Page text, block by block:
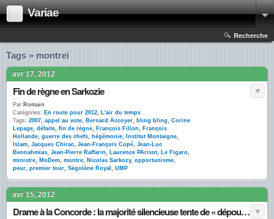
Variae
Recherche
Tags » montrei
avr 17, 2012
Fin de règne en Sarkozie
Par Romain
Catégories: En route pour 2012, L'air du temps
Tags: 2007, appel au vote, Bernard Accoyer, bling bling, Corine
Lepage, défaite, fin de règne, François Fillon, François
Hollande, guerre des chefs, hégémonie, Institut Montaigne,
Islam, Jacques Chirac, Jean-François Copé, Jean-Luc
Bennahmias, Jean-Pierre Raffarin, Laurence PArisot, Le Figaro,
ministre, MoDem, montre, Nicolas Sarkozy, opportunisme,
peur, premier tour, Ségolène Royal , UMP
avr 15, 2012
Drame à la Concorde : la majorité silencieuse tente de « dépouiller » la Rolex de Sarkozy